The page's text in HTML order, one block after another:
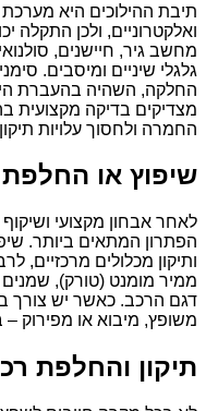
תיבת ההילוכים היא
ואלקטרוניים, ולכן התקלה
מחשב גיר, חיישנים,
גלגלי שיניים ומיסבים.
החלקה, השהיה בהעברת
מצדיקים בדיקה מקצועית
החמרה ולחסוך עלויות
שיפוץ או החלפת
לאחר אבחון מקצועי
הפתרון המתאים ביותר.
ותיקון מכלולים מרכזיים,
ממיר מומנט (טורק), שמנים
דגם הרכב. כאשר יש צורך
משופץ, מיבוא או מפירוק
תיקון והחלפת